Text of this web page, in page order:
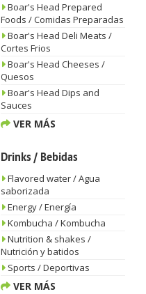
Boar's Head Prepared
Foods / Comidas Preparadas
Boar's Head Deli Meats /
Cortes Frios
Boar's Head Cheeses /
Quesos
Boar's Head Dips and
Sauces
VER MÁS
Drinks / Bebidas
Flavored water / Agua
saborizada
Energy / Energía
Kombucha / Kombucha
Nutrition & shakes /
Nutrición y batidos
Sports / Deportivas
VER MÁS